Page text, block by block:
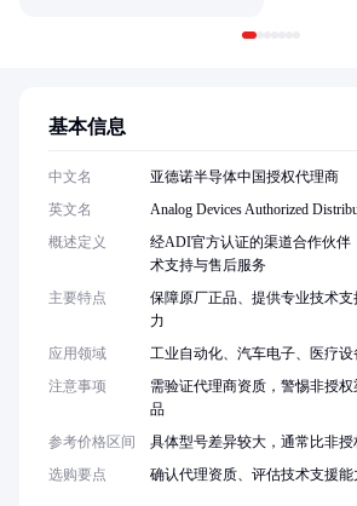
基本信息
中文名
亚德诺半导体中国授权代理商
英文名
Analog Devices Authorized
概述定义
经ADI官方认证的渠道合作伙伴
术支持与售后服务
主要特点
保障原厂正品、提供专业技术
力
应用领域
工业自动化、汽车电子、医疗
注意事项
需验证代理商资质，警惕非授
品
参考价格区间
具体型号差异较大，通常比非授
选购要点
确认代理资质、评估技术支援